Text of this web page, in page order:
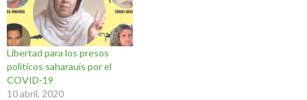
Libertad para los presos
políticos saharauis por el
COVID-19
10 abril, 2020